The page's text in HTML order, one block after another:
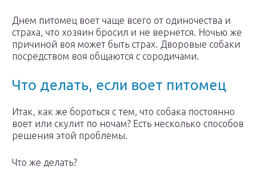
Днем питомец воет чаще всего от одиночества и
страха, что хозяин бросил и не вернется. Ночью же
причиной воя может быть страх. Дворовые собаки
посредством воя общаются с сородичами.
Что делать, если воет питомец
Итак, как же бороться с тем, что собака постоянно
воет или скулит по ночам? Есть несколько способов
решения этой проблемы.
Что же делать?